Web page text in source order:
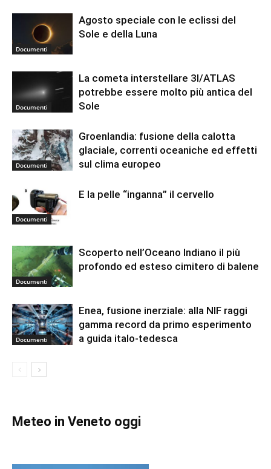
Documenti
Agosto speciale con le eclissi del
Sole e della Luna
Documenti
La cometa interstellare 3I/ATLAS
potrebbe essere molto più antica del
Sole
Documenti
Groenlandia: fusione della calotta
glaciale, correnti oceaniche ed effetti
sul clima europeo
Documenti
E la pelle “inganna” il cervello
Documenti
Scoperto nell’Oceano Indiano il più
profondo ed esteso cimitero di balene
Documenti
Enea, fusione inerziale: alla NIF raggi
gamma record da primo esperimento
a guida italo-tedesca
Meteo in Veneto oggi